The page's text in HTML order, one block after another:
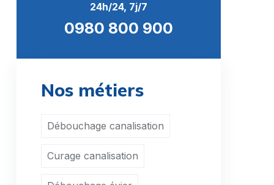
Débouchage WC Avernes
Débouchage WC Baillet-en-France
Débouchage WC Banthelu
Débouchage WC Beauchamp
Débouchage WC Bellefontaine
24h/24, 7j/7
0980 800 900
Nos métiers
Débouchage canalisation
Curage canalisation